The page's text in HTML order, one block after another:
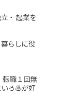
・ 起業を
らしに役
転職１回無
いろ♨️が好